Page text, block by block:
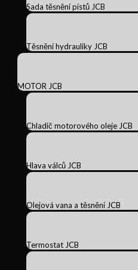
Sada těsnění pístů JCB
Těsnění hydrauliky JCB
MOTOR JCB
Chladič motorového oleje JCB
Hlava válců JCB
Olejová vana a těsnění JCB
Termostat JCB